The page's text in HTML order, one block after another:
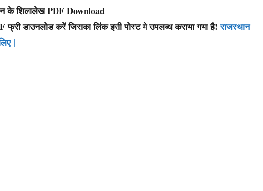
केशिलालेखPDF Download
फ्री डाउनलोड करें जिसका लिंक इसी पोस्ट मे उपलब्ध कराया गया है!राजस्थान
|